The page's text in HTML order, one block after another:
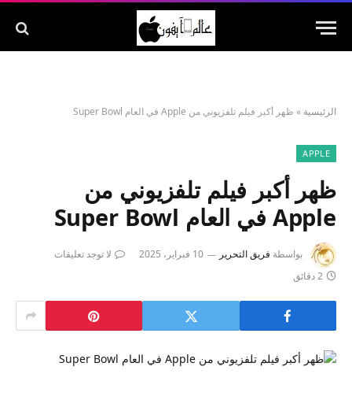
الرئيسية » ظهر أكبر فيلم تلفزيوني من Apple في العام Super Bowl
APPLE
ظهر أكبر فيلم تلفزيوني من
Apple في العام Super Bowl
بواسطة فريق التحرير 10 فبراير، 2025
لا توجد تعليقات
2 دقائق